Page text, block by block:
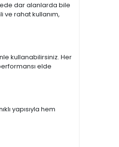
dar alanlarda bile
ve rahat kullanım,
kullanabilirsiniz. Her
elde
yapısıyla hem